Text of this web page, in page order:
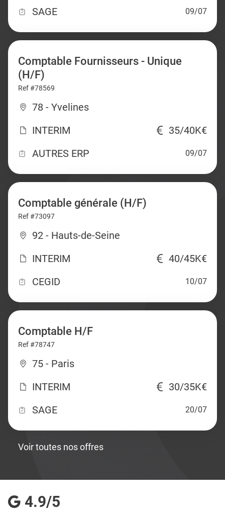
SAGE 09/07
Comptable Fournisseurs - Unique
(H/F)
Ref #78569
78 - Yvelines
INTERIM
35/40K€
AUTRES ERP
09/07
Comptable générale (H/F)
Ref #73097
92 - Hauts-de-Seine
INTERIM
40/45K€
CEGID
10/07
Comptable H/F
Ref #78747
75 - Paris
INTERIM
30/35K€
SAGE
20/07
Voir toutes nos offres
4.9/5